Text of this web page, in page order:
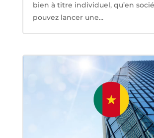
bien à titre individuel, qu’en
pouvez lancer une...